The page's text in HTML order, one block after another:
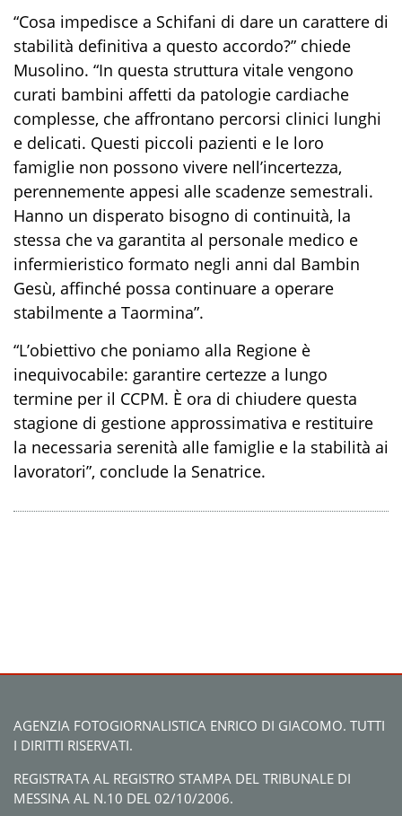
“Cosa impedisce a Schifani di dare un carattere di
stabilità definitiva a questo accordo?” chiede
Musolino. “In questa struttura vitale vengono
curati bambini affetti da patologie cardiache
complesse, che affrontano percorsi clinici lunghi
e delicati. Questi piccoli pazienti e le loro
famiglie non possono vivere nell’incertezza,
perennemente appesi alle scadenze semestrali.
Hanno un disperato bisogno di continuità, la
stessa che va garantita al personale medico e
infermieristico formato negli anni dal Bambin
Gesù, affinché possa continuare a operare
stabilmente a Taormina”.
“L’obiettivo che poniamo alla Regione è
inequivocabile: garantire certezze a lungo
termine per il CCPM. È ora di chiudere questa
stagione di gestione approssimativa e restituire
la necessaria serenità alle famiglie e la stabilità ai
lavoratori”, conclude la Senatrice.
AGENZIA FOTOGIORNALISTICA ENRICO DI GIACOMO. TUTTI
I DIRITTI RISERVATI.
REGISTRATA AL REGISTRO STAMPA DEL TRIBUNALE DI
MESSINA AL N.10 DEL 02/10/2006.